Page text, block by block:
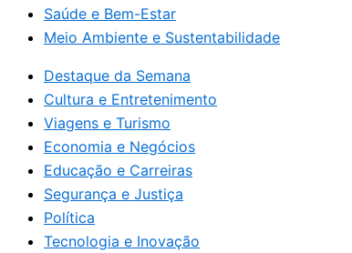
Saúde e Bem-Estar
Meio Ambiente e Sustentabilidade
Destaque da Semana
Cultura e Entretenimento
Viagens e Turismo
Economia e Negócios
Educação e Carreiras
Segurança e Justiça
Política
Tecnologia e Inovação